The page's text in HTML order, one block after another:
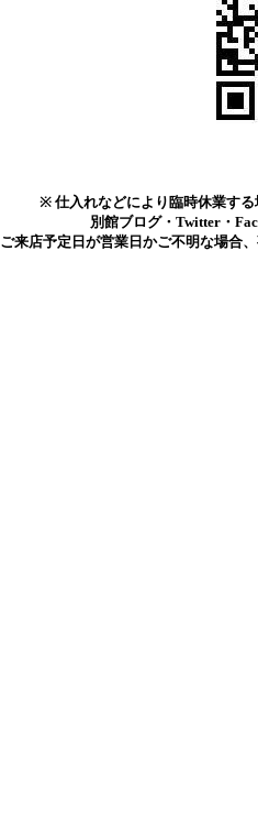
※ 仕入れなどにより臨時休業す
別館ブログ・Twitter・
ご来店予定日が営業日かご不明な場合